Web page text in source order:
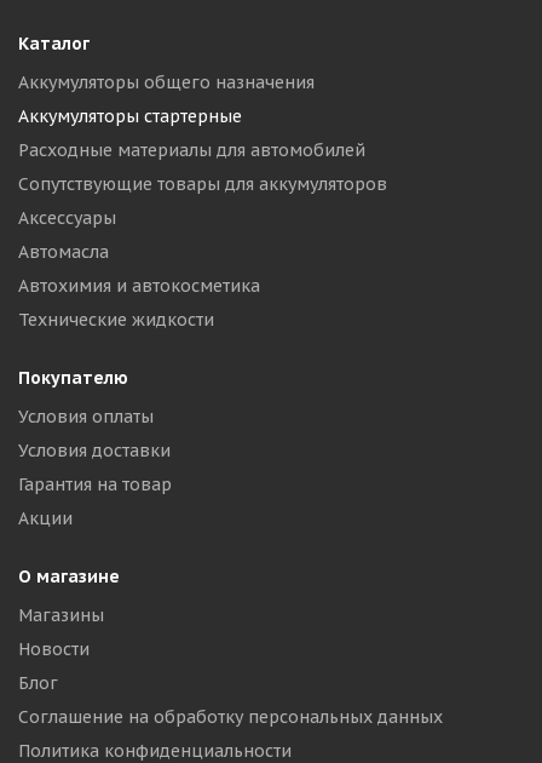
Каталог
Аккумуляторы общего назначения
Аккумуляторы стартерные
Расходные материалы для автомобилей
Сопутствующие товары для аккумуляторов
Аксессуары
Автомасла
Автохимия и автокосметика
Технические жидкости
Покупателю
Условия оплаты
Условия доставки
Гарантия на товар
Акции
О магазине
Магазины
Новости
Блог
Соглашение на обработку персональных данных
Политика конфиденциальности